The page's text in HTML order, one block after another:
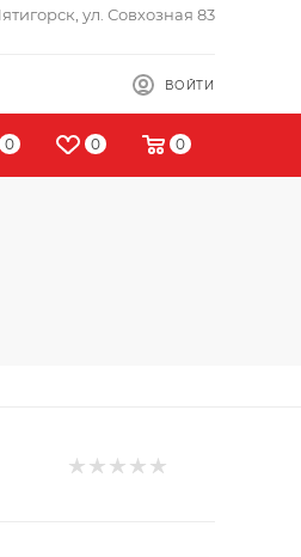
ул. Совхозная 83
ВОЙТИ
0 0 0